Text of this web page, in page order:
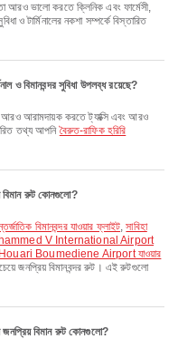
ও টার্মিনালের নকশা সম্পর্কে বিস্তারিত
ও বিমানবন্দর সুবিধা উপলব্ধ রয়েছে?
তথ্য আপনিবৈরুত-রাফিক হরিরি
বিমান রুট কোনগুলো?
বিমানবন্দর যাওয়ার ফ্লাইট,সাবিহা
V International Airport
Houari Boumediene Airport যাওয়ার
জনপ্রিয় বিমানবন্দর রুট। এই রুটগুলো
জনপ্রিয় বিমান রুট কোনগুলো?